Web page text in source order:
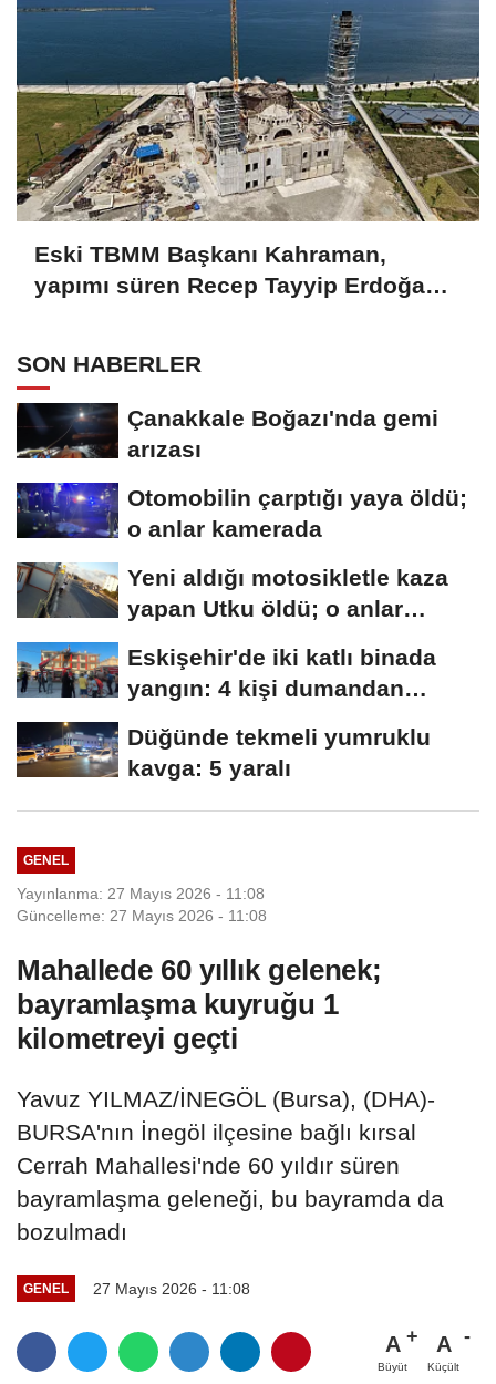
Eski TBMM Başkanı Kahraman,
yapımı süren Recep Tayyip Erdoğan
SON HABERLER
Çanakkale Boğazı'nda gemi
arızası
Otomobilin çarptığı yaya öldü;
o anlar kamerada
Yeni aldığı motosikletle kaza
yapan Utku öldü; o anlar
Eskişehir'de iki katlı binada
yangın: 4 kişi dumandan
Düğünde tekmeli yumruklu
kavga: 5 yaralı
GENEL
Yayınlanma: 27 Mayıs 2026 - 11:08
Güncelleme: 27 Mayıs 2026 - 11:08
Mahallede 60 yıllık gelenek;
bayramlaşma kuyruğu 1
kilometreyi geçti
Yavuz YILMAZ/İNEGÖL (Bursa), (DHA)-
BURSA'nın İnegöl ilçesine bağlı kırsal
Cerrah Mahallesi'nde 60 yıldır süren
bayramlaşma geleneği, bu bayramda da
bozulmadı
GENEL 27 Mayıs 2026 - 11:08
A
Büyüt
A
Küçült